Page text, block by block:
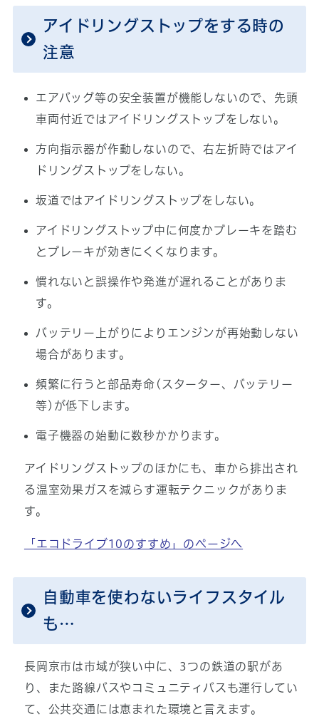
アイドリングストップをする時の
注意
エアバッグ等の安全装置が機能しないので、先頭
車両付近ではアイドリングストップをしない。
方向指示器が作動しないので、右左折時ではアイ
ドリングストップをしない。
坂道ではアイドリングストップをしない。
アイドリングストップ中に何度かブレーキを踏む
とブレーキが効きにくくなります。
慣れないと誤操作や発進が遅れることがありま
す。
バッテリー上がりによりエンジンが再始動しない
場合があります。
頻繁に行うと部品寿命(スターター、バッテリー
等)が低下します。
電子機器の始動に数秒かかります。
アイドリングストップのほかにも、車から排出され
る温室効果ガスを減らす運転テクニックがありま
す。
「エコドライブ10のすすめ」のページへ
自動車を使わないライフスタイル
も…
長岡京市は市域が狭い中に、3つの鉄道の駅があ
り、また路線バスやコミュニティバスも運行してい
て、公共交通には恵まれた環境と言えます。